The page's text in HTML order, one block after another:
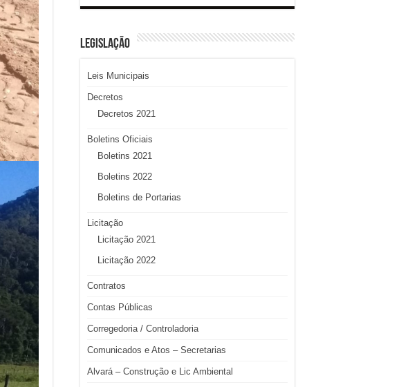
LEGISLAÇÃO
Leis Municipais
Decretos
Decretos 2021
Boletins Oficiais
Boletins 2021
Boletins 2022
Boletins de Portarias
Licitação
Licitação 2021
Licitação 2022
Contratos
Contas Públicas
Corregedoria / Controladoria
Comunicados e Atos – Secretarias
Alvará – Construção e Lic Ambiental